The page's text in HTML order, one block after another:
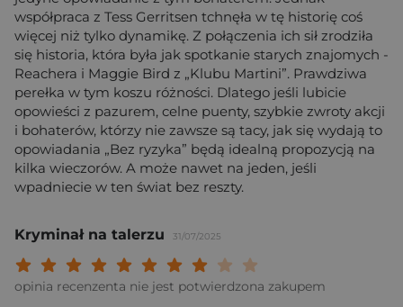
współpraca z Tess Gerritsen tchnęła w tę historię coś
więcej niż tylko dynamikę. Z połączenia ich sił zrodziła
się historia, która była jak spotkanie starych znajomych -
Reachera i Maggie Bird z „Klubu Martini”. Prawdziwa
perełka w tym koszu różności. Dlatego jeśli lubicie
opowieści z pazurem, celne puenty, szybkie zwroty akcji
i bohaterów, którzy nie zawsze są tacy, jak się wydają to
opowiadania „Bez ryzyka” będą idealną propozycją na
kilka wieczorów. A może nawet na jeden, jeśli
wpadniecie w ten świat bez reszty.
Kryminał na talerzu 31/07/2025
Twoja ocena:
Twoja ocena: Wybitna 9/
Twoja ocena: Rewelacyjna 8/
Twoja ocena: Bardzo dobra 7/10"
Twoja ocena: Dobra 6/10"
Twoja ocena: Przeciętna 5/10"
Twoja ocena: Może być 4/10"
Twoja ocena: Słaba 3/10"
Twoja ocena: Bardzo słaba 2/10"
Twoja ocena: Beznadziejna 1/10"
opinia recenzenta nie jest potwierdzona zakupem